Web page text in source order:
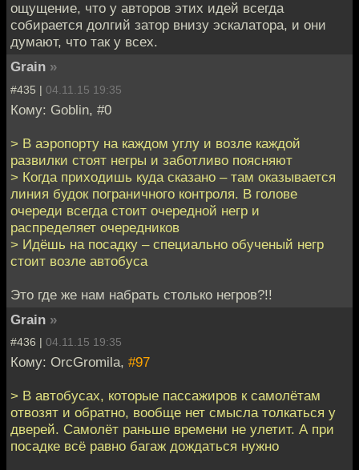
ощущение, что у авторов этих идей всегда
собирается долгий затор внизу эскалатора, и они
думают, что так у всех.
Grain »
#435 | 04.11.15 19:35
Кому: Goblin, #0
> В аэропорту на каждом углу и возле каждой
развилки стоят негры и заботливо поясняют
> Когда приходишь куда сказано – там оказывается
линия будок пограничного контроля. В голове
очереди всегда стоит очередной негр и
распределяет очередников
> Идёшь на посадку – специально обученый негр
стоит возле автобуса
Это где же нам набрать столько негров?!!
Grain »
#436 | 04.11.15 19:35
Кому: OrcGromila, #97
> В автобусах, которые пассажиров к самолётам
отвозят и обратно, вообще нет смысла толкаться у
дверей. Самолёт раньше времени не улетит. А при
посадке всё равно багаж дождаться нужно